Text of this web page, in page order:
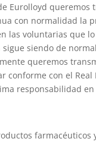
Eurolloyd
con normalidad la
las voluntarias que
sigue siendo de
queremos
conforme con el
responsabilidad
farmacéuticos